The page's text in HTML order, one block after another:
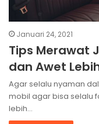
Januari 24, 2021
Tips Merawat
dan Awet
Agar selalu nyaman
mobil agar bisa selalu
lebih…